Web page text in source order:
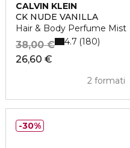
CALVIN KLEIN
CK NUDE VANILLA
Hair & Body Perfume Mist
26,60 €
38,00 €
2 formati
4.7 180
30%